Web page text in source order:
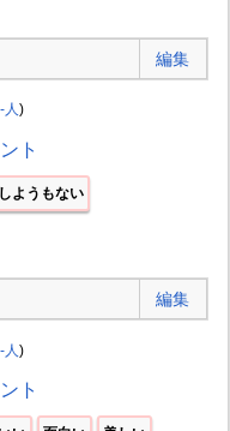
編集
-人 )
ト
ようもない
編集
-人 )
ト